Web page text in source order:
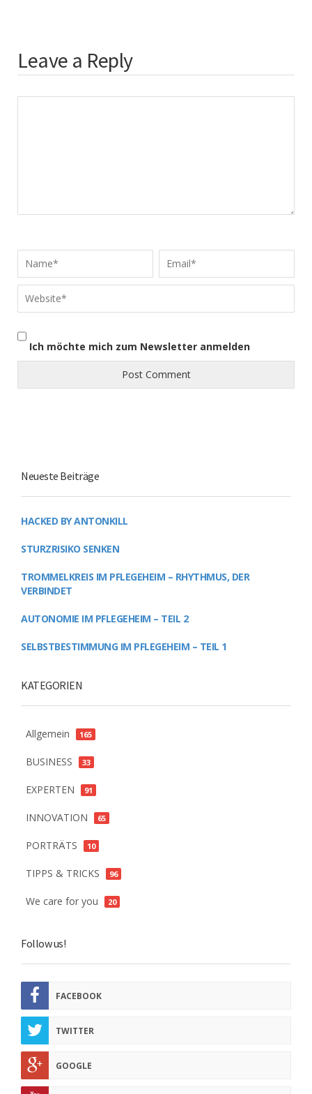
Leave a Reply
Ich möchte mich zum Newsletter anmelden
Neueste Beiträge
HACKED BY ANTONKILL
STURZRISIKO SENKEN
TROMMELKREIS IM PFLEGEHEIM – RHYTHMUS, DER
VERBINDET
AUTONOMIE IM PFLEGEHEIM – TEIL 2
SELBSTBESTIMMUNG IM PFLEGEHEIM – TEIL 1
KATEGORIEN
Allgemein 165
BUSINESS 33
EXPERTEN 91
INNOVATION 65
PORTRÄTS 10
TIPPS & TRICKS 96
We care for you 20
Follow us!
FACEBOOK
TWITTER
GOOGLE